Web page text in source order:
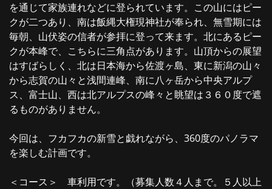
を通じて家族連れなどに登られています。この山にはピー
クが二つあり、南は飯縄大権現神社が奉られ、無雪期には
毎朝、山伏姿の信者が参拝に登って来ます。北にあるピー
クが本峰で、こちらに三角点があります。山頂からの展望
はすばらしく、北は日本海から佐渡ヶ島、東に新潟の山々
から志賀の山々と浅間連峰、南に八ヶ岳から中央アルプ
ス、富士山、西は北アルプスの峰々と眺望は３６０度で遮
るものがありません。
今回は、フカフカの新雪と戯れながら、360度のパノラマ
を楽しむ計画です。
＜コース＞ 車利用です。（募集人数４人まで。５人以上